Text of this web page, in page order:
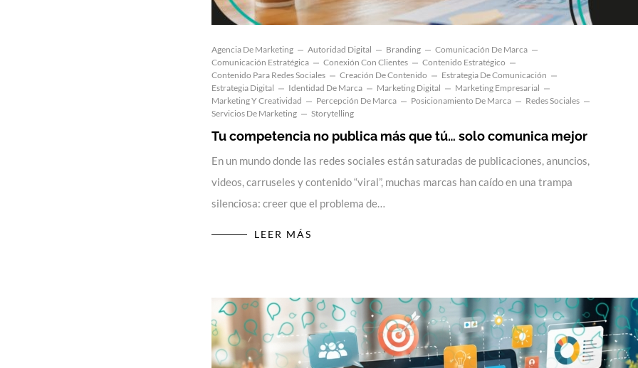
Agencia De Marketing Autoridad Digital Branding
Comunicación De Marca
Comunicación Estratégica
Conexión Con Clientes
Contenido Estratégico
Contenido Para Redes Sociales
Creación De Contenido
Estrategia De Comunicación
Estrategia Digital
Identidad De Marca Marketing Digital
Marketing Empresarial
Marketing Y Creatividad
Percepción De Marca Posicionamiento De Marca
Redes Sociales
Servicios De Marketing
Storytelling
Tu competencia no publica más que tú… solo comunica mejor
En un mundo donde las redes sociales están saturadas de publicaciones, anuncios,
videos, carruseles y contenido “viral”, muchas marcas han caído en una trampa
silenciosa: creer que el problema de…
LEER MÁS